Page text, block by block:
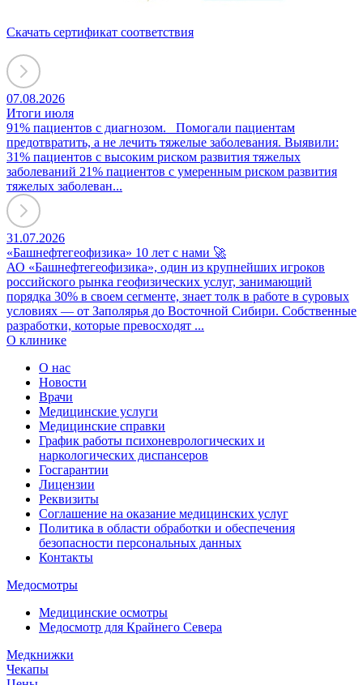
Скачать сертификат соответствия
07.08.2026
Итоги июля
91% пациентов с диагнозом. Помогали пациентам
предотвратить, а не лечить тяжелые заболевания. Выявили:
31% пациентов с высоким риском развития тяжелых
заболеваний 21% пациентов с умеренным риском развития
тяжелых заболеван...
31.07.2026
«Башнефтегеофизика» 10 лет с нами 🚀
АО «Башнефтегеофизика», один из крупнейших игроков
российского рынка геофизических услуг, занимающий
порядка 30% в своем сегменте, знает толк в работе в суровых
условиях — от Заполярья до Восточной Сибири. Собственные
разработки, которые превосходят ...
О клинике
О нас
Новости
Врачи
Медицинские услуги
Медицинские справки
График работы психоневрологических и
наркологических диспансеров
Госгарантии
Лицензии
Реквизиты
Соглашение на оказание медицинских услуг
Политика в области обработки и обеспечения
безопасности персональных данных
Контакты
Медосмотры
Медицинские осмотры
Медосмотр для Крайнего Севера
Медкнижки
Чекапы